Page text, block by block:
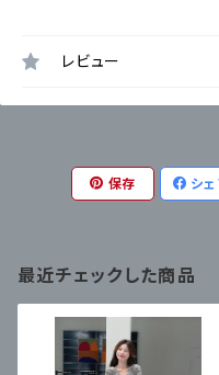
レビュー
保存 シ
最近チェックした商品